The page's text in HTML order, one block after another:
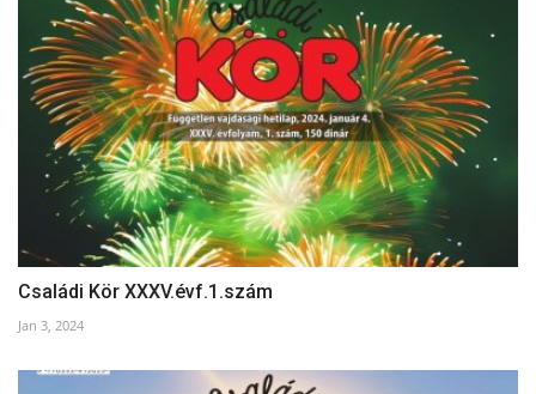
Családi Kör XXXV.évf.1.szám
Jan 3, 2024